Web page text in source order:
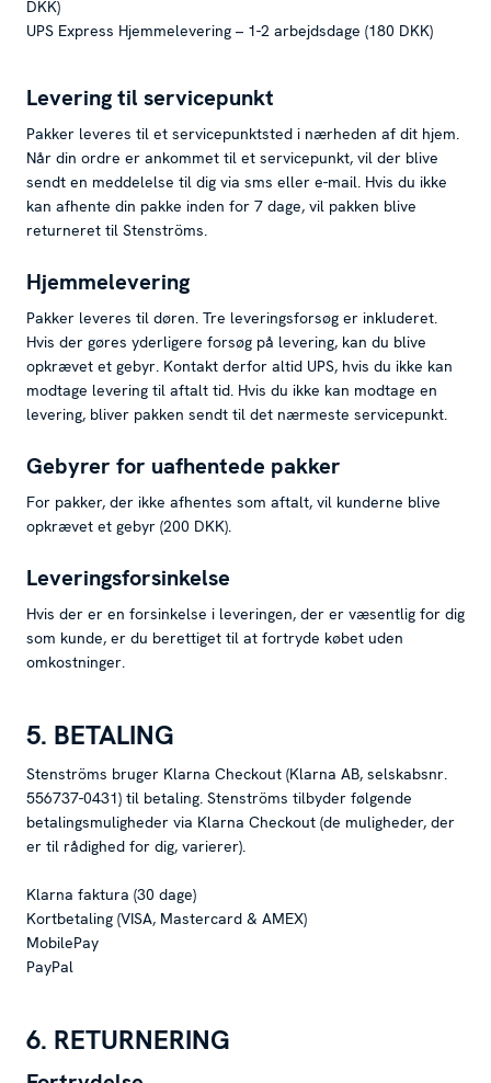
DKK)
UPS Express Hjemmelevering – 1-2 arbejdsdage (180 DKK)
Levering til servicepunkt
Pakker leveres til et servicepunktsted i nærheden af dit hjem.
Når din ordre er ankommet til et servicepunkt, vil der blive
sendt en meddelelse til dig via sms eller e-mail. Hvis du ikke
kan afhente din pakke inden for 7 dage, vil pakken blive
returneret til Stenströms.
Hjemmelevering
Pakker leveres til døren. Tre leveringsforsøg er inkluderet.
Hvis der gøres yderligere forsøg på levering, kan du blive
opkrævet et gebyr. Kontakt derfor altid UPS, hvis du ikke kan
modtage levering til aftalt tid. Hvis du ikke kan modtage en
levering, bliver pakken sendt til det nærmeste servicepunkt.
Gebyrer for uafhentede pakker
For pakker, der ikke afhentes som aftalt, vil kunderne blive
opkrævet et gebyr (200 DKK).
Leveringsforsinkelse
Hvis der er en forsinkelse i leveringen, der er væsentlig for dig
som kunde, er du berettiget til at fortryde købet uden
omkostninger.
5. BETALING
Stenströms bruger Klarna Checkout (Klarna AB, selskabsnr.
556737-0431) til betaling. Stenströms tilbyder følgende
betalingsmuligheder via Klarna Checkout (de muligheder, der
er til rådighed for dig, varierer).
Klarna faktura (30 dage)
Kortbetaling (VISA, Mastercard & AMEX)
MobilePay
PayPal
6. RETURNERING